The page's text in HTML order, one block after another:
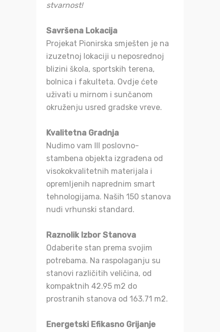
stvarnost!
Savršena Lokacija
Projekat Pionirska smješten je na
izuzetnoj lokaciji u neposrednoj
blizini škola, sportskih terena,
bolnica i fakulteta. Ovdje ćete
uživati u mirnom i sunčanom
okruženju usred gradske vreve.
Kvalitetna Gradnja
Nudimo vam III poslovno-
stambena objekta izgrađena od
visokokvalitetnih materijala i
opremljenih naprednim smart
tehnologijama. Naših 150 stanova
nudi vrhunski standard.
Raznolik Izbor Stanova
Odaberite stan prema svojim
potrebama. Na raspolaganju su
stanovi različitih veličina, od
kompaktnih 42.95 m2 do
prostranih stanova od 163.71 m2.
Energetski Efikasno Grijanje